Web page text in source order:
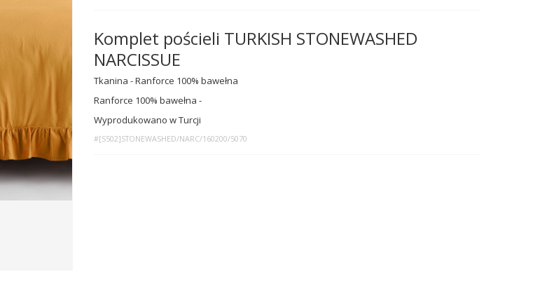
Komplet pościeli TURKISH STONEWASHED
NARCISSUE
Tkanina - Ranforce 100% bawełna
Ranforce 100% bawełna -
Wyprodukowano w Turcji
#[S502]STONEWASHED/NARC/160200/5070